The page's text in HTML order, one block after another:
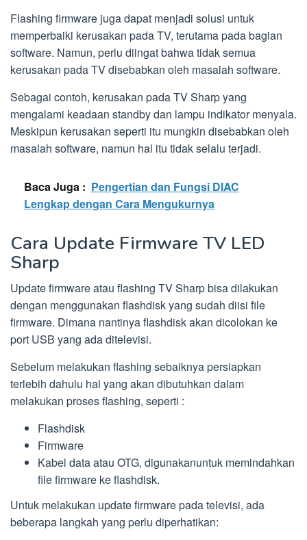
Flashing firmware juga dapat menjadi solusi untuk
memperbaiki kerusakan pada TV, terutama pada bagian
software. Namun, perlu diingat bahwa tidak semua
kerusakan pada TV disebabkan oleh masalah software.
Sebagai contoh, kerusakan pada TV Sharp yang
mengalami keadaan standby dan lampu indikator menyala.
Meskipun kerusakan seperti itu mungkin disebabkan oleh
masalah software, namun hal itu tidak selalu terjadi.
Baca Juga : Pengertian dan Fungsi DIAC
Lengkap dengan Cara Mengukurnya
Cara Update Firmware TV LED
Sharp
Update firmware atau flashing TV Sharp bisa dilakukan
dengan menggunakan flashdisk yang sudah diisi file
firmware. Dimana nantinya flashdisk akan dicolokan ke
port USB yang ada ditelevisi.
Sebelum melakukan flashing sebaiknya persiapkan
terlebih dahulu hal yang akan dibutuhkan dalam
melakukan proses flashing, seperti :
Flashdisk
Firmware
Kabel data atau OTG, digunakanuntuk memindahkan
file firmware ke flashdisk.
Untuk melakukan update firmware pada televisi, ada
beberapa langkah yang perlu diperhatikan: